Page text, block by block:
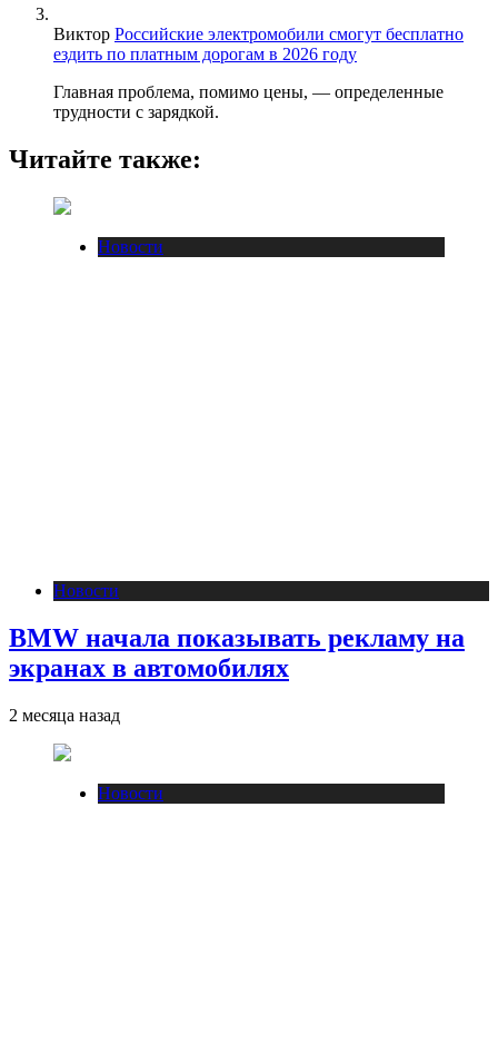
Виктор Российские электромобили смогут бесплатно
ездить по платным дорогам в 2026 году
Главная проблема, помимо цены, — определенные
трудности с зарядкой.
Читайте также:
Новости
Новости
BMW начала показывать рекламу на
экранах в автомобилях
2 месяца назад
Новости